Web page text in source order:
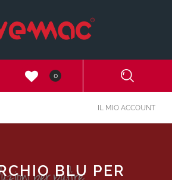
0
IL MIO ACCOUNT
BLU PER